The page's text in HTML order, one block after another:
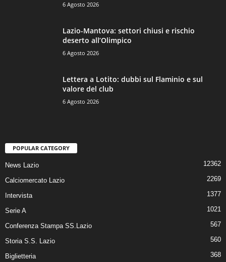
6 Agosto 2026
Lazio-Mantova: settori chiusi e rischio
deserto all’Olimpico
6 Agosto 2026
Lettera a Lotito: dubbi sul Flaminio e sul
valore del club
6 Agosto 2026
POPULAR CATEGORY
News Lazio 12362
Calciomercato Lazio 2269
Intervista 1377
Serie A 1021
Conferenza Stampa SS.Lazio 567
Storia S.S. Lazio 560
Biglietteria 368